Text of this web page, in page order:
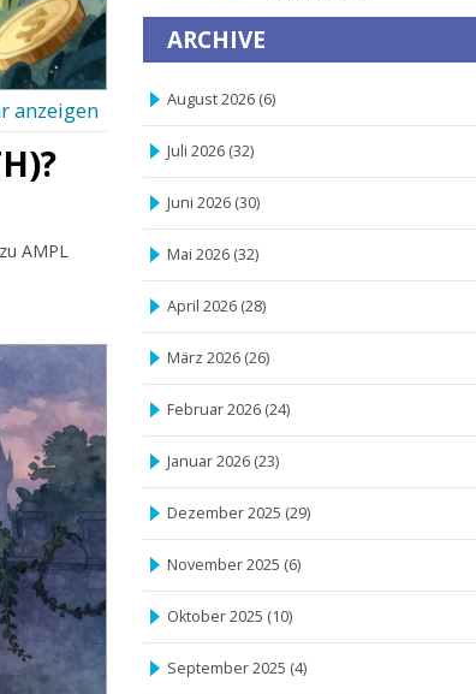
anzeigen
AMPL
ARCHIVE
August 2026 (6)
Juli 2026 (32)
Juni 2026 (30)
Mai 2026 (32)
April 2026 (28)
März 2026 (26)
Februar 2026 (24)
Januar 2026 (23)
Dezember 2025 (29)
November 2025 (6)
Oktober 2025 (10)
September 2025 (4)